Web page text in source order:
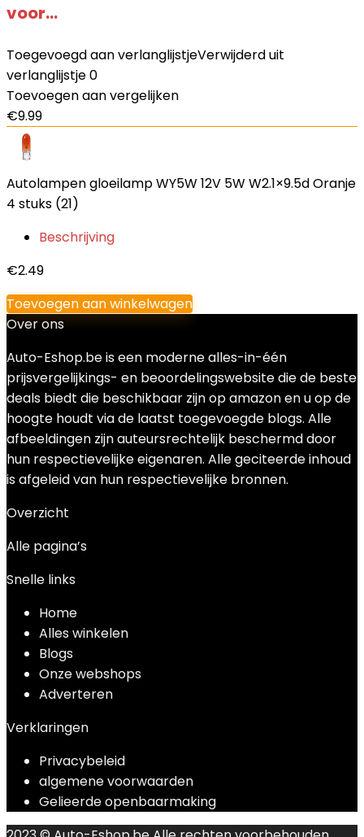
voor…
Toegevoegd aan verlanglijstjeVerwijderd uit
verlanglijstje0
Toevoegen aan vergelijken
€9.99
Autolampen gloeilamp WY5W 12V 5W W2.1×9.5d Oranje
4 stuks (21)
Beschrijving
€2.49
Toevoegen aan winkelwagen
Over ons
Auto-Eshop.be is een moderne alles-in-één
prijsvergelijkings- en beoordelingswebsite die de beste
deals biedt die beschikbaar zijn op amazon en u op de
hoogte houdt via de laatst toegevoegde blogs. Alle
afbeeldingen zijn auteursrechtelijk beschermd door
hun respectievelijke eigenaren. Alle geciteerde inhoud
is afgeleid van hun respectievelijke bronnen.
Overzicht
Alle pagina’s
Snelle links
Home
Alles winkelen
Blogs
Onze webshops
Adverteren
Verklaringen
Privacybeleid
algemene voorwaarden
Gelieerde openbaarmaking